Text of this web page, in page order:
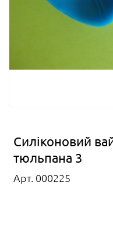
Силіконовий
тюльпана 3
Арт. 000225